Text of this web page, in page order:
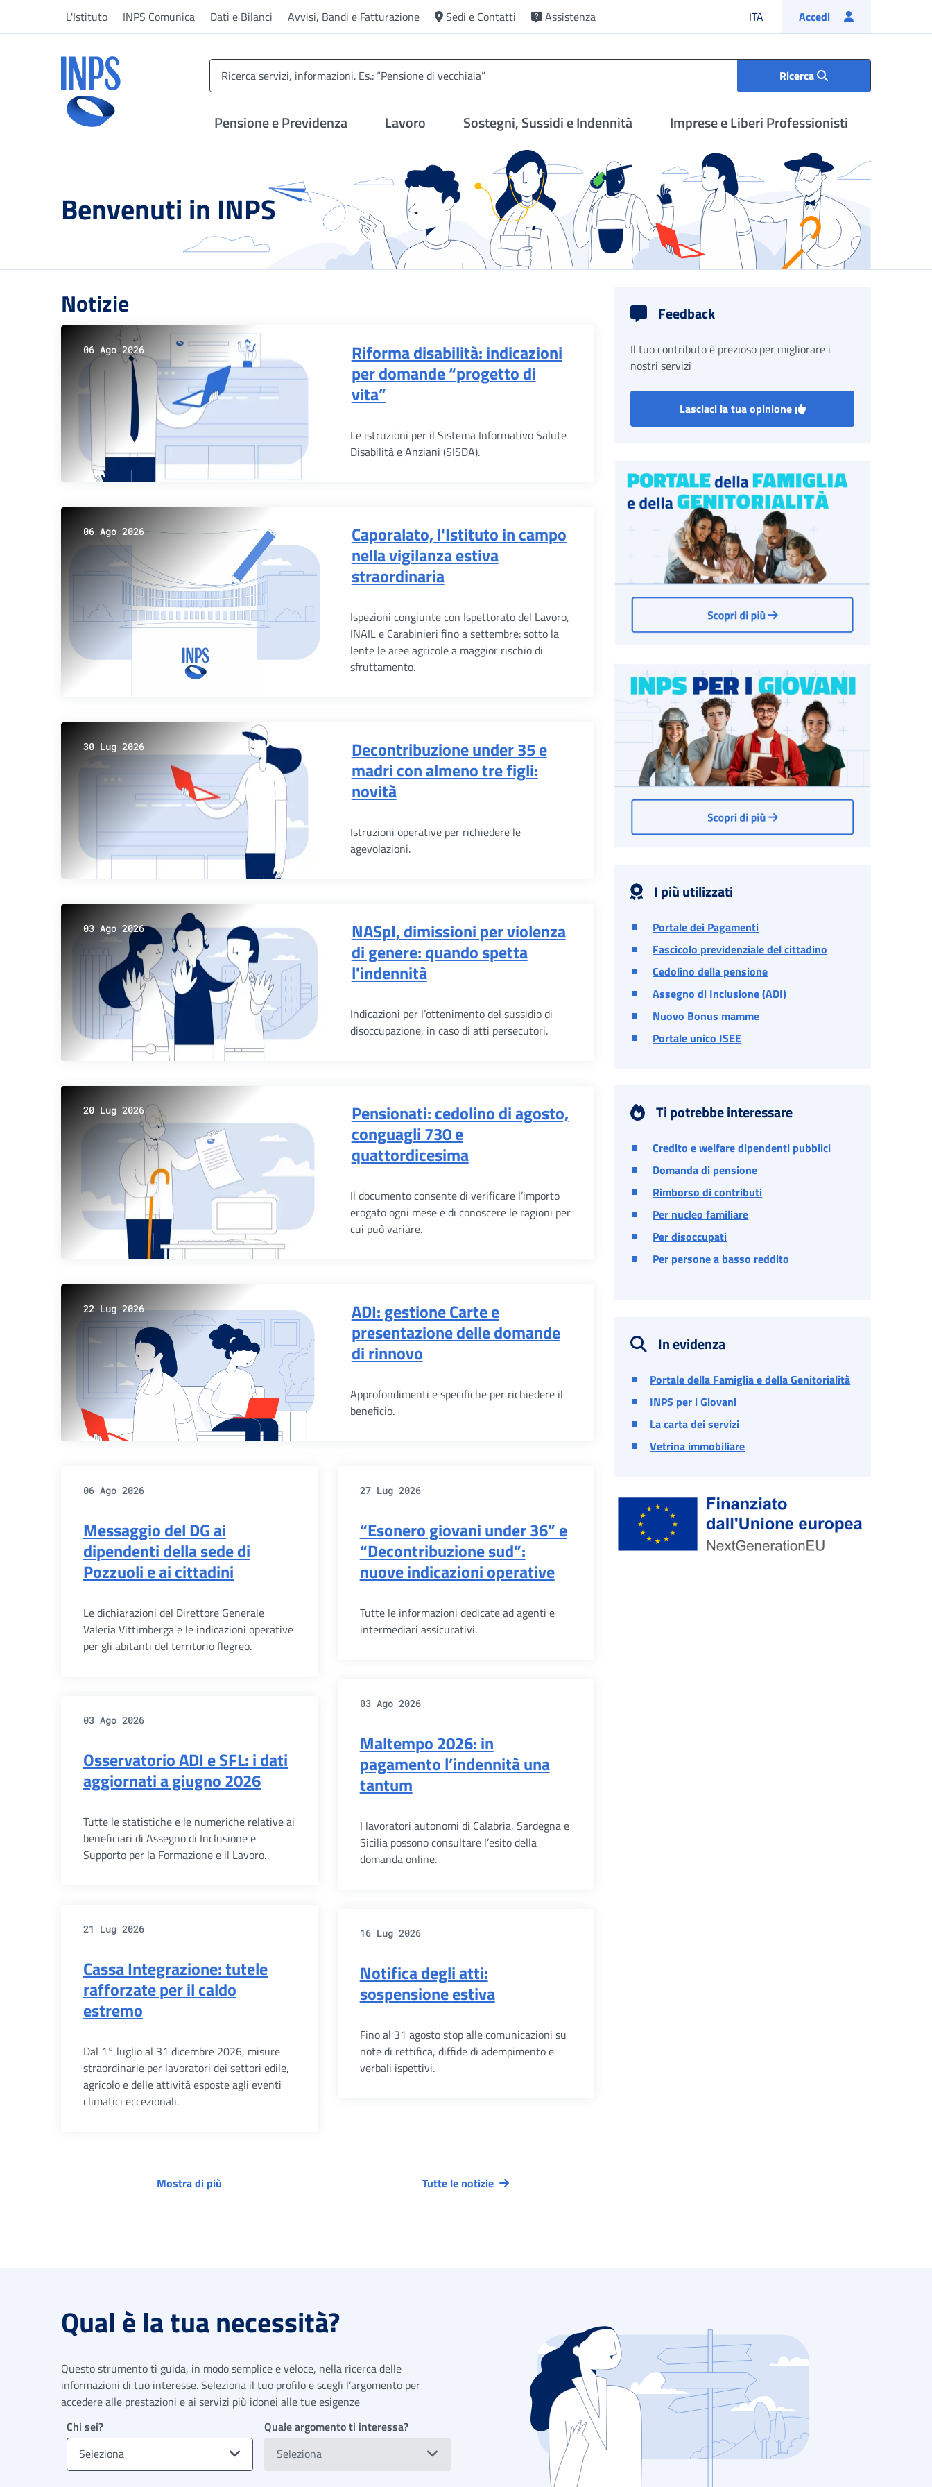
L'Istituto INPS Comunica Dati e Bilanci Avvisi, Bandi e Fatturazione Sedi e Contatti Assistenza ITA Lingua italiana
Accedi
Ricerca
Pensione e Previdenza Lavoro Sostegni, Sussidi e Indennità Imprese e Liberi Professionisti
Benvenuti in INPS
Notizie
06 Ago 2026
Riforma disabilità: indicazioni
per domande “progetto di
vita”
Le istruzioni per il Sistema Informativo Salute
Disabilità e Anziani (SISDA).
06 Ago 2026
Caporalato, l'Istituto in campo
nella vigilanza estiva
straordinaria
Ispezioni congiunte con Ispettorato del Lavoro,
INAIL e Carabinieri fino a settembre: sotto la
lente le aree agricole a maggior rischio di
sfruttamento.
30 Lug 2026
Decontribuzione under 35 e
madri con almeno tre figli:
novità
Istruzioni operative per richiedere le
agevolazioni.
03 Ago 2026
NASpI, dimissioni per violenza
di genere: quando spetta
l'indennità
Indicazioni per l’ottenimento del sussidio di
disoccupazione, in caso di atti persecutori.
20 Lug 2026
Pensionati: cedolino di agosto,
conguagli 730 e
quattordicesima
Il documento consente di verificare l’importo
erogato ogni mese e di conoscere le ragioni per
cui può variare.
22 Lug 2026
ADI: gestione Carte e
presentazione delle domande
di rinnovo
Approfondimenti e specifiche per richiedere il
beneficio.
06 Ago 2026
Messaggio del DG ai
dipendenti della sede di
Pozzuoli e ai cittadini
Le dichiarazioni del Direttore Generale
Valeria Vittimberga e le indicazioni operative
per gli abitanti del territorio flegreo.
27 Lug 2026
“Esonero giovani under 36” e
“Decontribuzione sud”:
nuove indicazioni operative
Tutte le informazioni dedicate ad agenti e
intermediari assicurativi.
03 Ago 2026
Osservatorio ADI e SFL: i dati
aggiornati a giugno 2026
Tutte le statistiche e le numeriche relative ai
beneficiari di Assegno di Inclusione e
Supporto per la Formazione e il Lavoro.
03 Ago 2026
Maltempo 2026: in
pagamento l’indennità una
tantum
I lavoratori autonomi di Calabria, Sardegna e
Sicilia possono consultare l’esito della
domanda online.
21 Lug 2026
Cassa Integrazione: tutele
rafforzate per il caldo
estremo
Dal 1° luglio al 31 dicembre 2026, misure
straordinarie per lavoratori dei settori edile,
agricolo e delle attività esposte agli eventi
climatici eccezionali.
16 Lug 2026
Notifica degli atti:
sospensione estiva
Fino al 31 agosto stop alle comunicazioni su
note di rettifica, diffide di adempimento e
verbali ispettivi.
Mostra di più Tutte le notizie
Feedback
Il tuo contributo è prezioso per migliorare i
nostri servizi
Lasciaci la tua opinione
I più utilizzati
Portale dei Pagamenti
Fascicolo previdenziale del cittadino
Cedolino della pensione
Assegno di Inclusione (ADI)
Nuovo Bonus mamme
Portale unico ISEE
Ti potrebbe interessare
Credito e welfare dipendenti pubblici
Domanda di pensione
Rimborso di contributi
Per nucleo familiare
Per disoccupati
Per persone a basso reddito
In evidenza
Portale della Famiglia e della Genitorialità
INPS per i Giovani
La carta dei servizi
Vetrina immobiliare
Qual è la tua necessità?
Questo strumento ti guida, in modo semplice e veloce, nella ricerca delle
informazioni di tuo interesse. Seleziona il tuo profilo e scegli l’argomento per
accedere alle prestazioni e ai servizi più idonei alle tue esigenze
Chi sei?
Seleziona
Quale argomento ti interessa?
Seleziona